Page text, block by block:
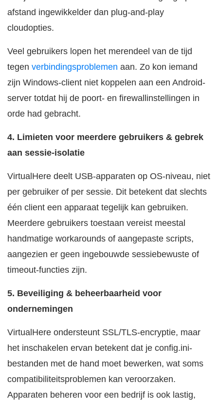
afstand ingewikkelder dan plug-and-play
cloudopties.
Veel gebruikers lopen het merendeel van de tijd
tegen verbindingsproblemen aan. Zo kon iemand
zijn Windows-client niet koppelen aan een Android-
server totdat hij de poort- en firewallinstellingen in
orde had gebracht.
4. Limieten voor meerdere gebruikers & gebrek
aan sessie-isolatie
VirtualHere deelt USB-apparaten op OS-niveau, niet
per gebruiker of per sessie. Dit betekent dat slechts
één client een apparaat tegelijk kan gebruiken.
Meerdere gebruikers toestaan vereist meestal
handmatige workarounds of aangepaste scripts,
aangezien er geen ingebouwde sessiebewuste of
timeout-functies zijn.
5. Beveiliging & beheerbaarheid voor
ondernemingen
VirtualHere ondersteunt SSL/TLS-encryptie, maar
het inschakelen ervan betekent dat je config.ini-
bestanden met de hand moet bewerken, wat soms
compatibiliteitsproblemen kan veroorzaken.
Apparaten beheren voor een bedrijf is ook lastig,